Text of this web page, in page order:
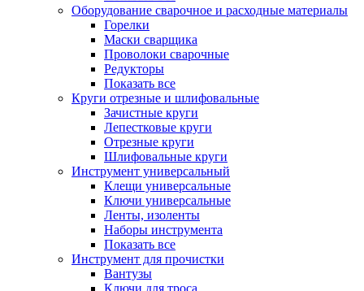
Оборудование сварочное и расходные материалы
Горелки
Маски сварщика
Проволоки сварочные
Редукторы
Показать все
Круги отрезные и шлифовальные
Зачистные круги
Лепестковые круги
Отрезные круги
Шлифовальные круги
Инструмент универсальный
Клещи универсальные
Ключи универсальные
Ленты, изоленты
Наборы инструмента
Показать все
Инструмент для прочистки
Вантузы
Ключи для троса